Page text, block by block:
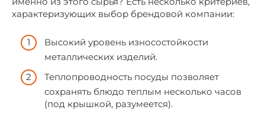
характеризующих выбор брендовой компании:
Высокий уровень износостойкости
металлических изделий.
Теплопроводность посуды позволяет
сохранять блюдо теплым несколько часов
(под крышкой, разумеется).